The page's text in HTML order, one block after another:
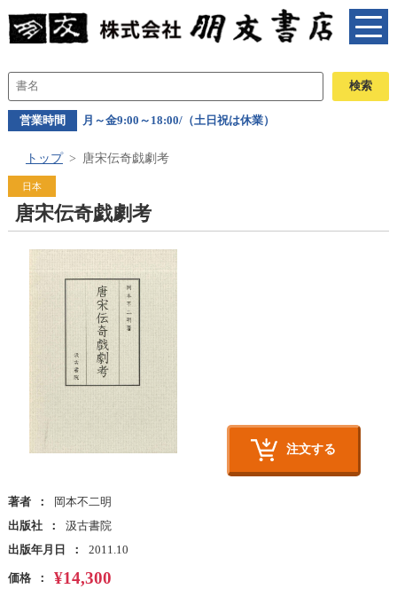
営業時間 月～金9:00～18:00/（土日祝は休業）
トップ 唐宋伝奇戯劇考
日本
唐宋伝奇戯劇考
注文する
著者
岡本不二明
出版社
汲古書院
出版年月日
2011.10
価格 ¥14,300